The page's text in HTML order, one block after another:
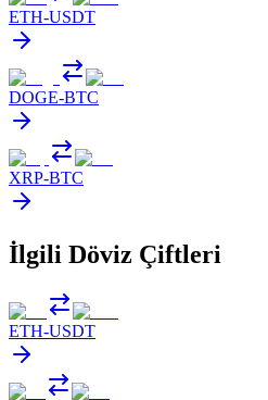
ETH-USDT
DOGE-BTC
XRP-BTC
İlgili Döviz Çiftleri
ETH-USDT